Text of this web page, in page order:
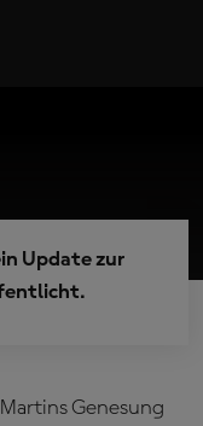
Update zur
Genesung